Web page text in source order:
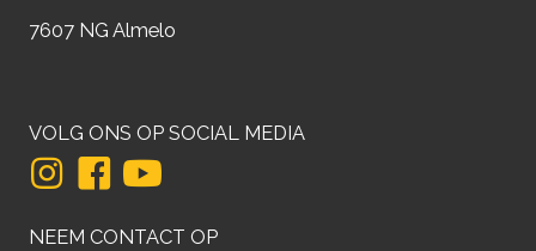
7607 NG Almelo
VOLG ONS OP SOCIAL MEDIA
NEEM CONTACT OP